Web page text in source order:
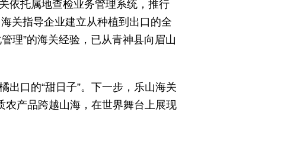
依托属地查检业务管理系统，推行
关指导企业建立从种植到出口的全
理”的海关经验，已从青神县向眉山
出口的“甜日子”。下一步，乐山海关
农产品跨越山海，在世界舞台上展现